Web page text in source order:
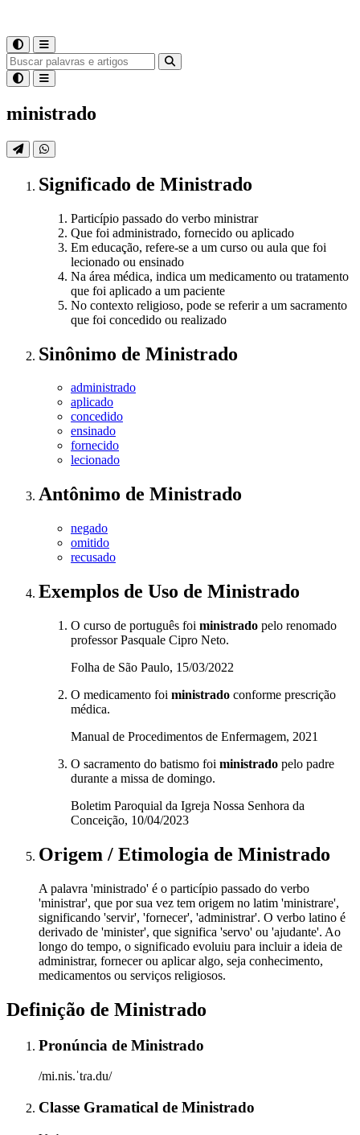
ministrado
Significado de Ministrado
Particípio passado do verbo ministrar
Que foi administrado, fornecido ou aplicado
Em educação, refere-se a um curso ou aula que foi
lecionado ou ensinado
Na área médica, indica um medicamento ou tratamento
que foi aplicado a um paciente
No contexto religioso, pode se referir a um sacramento
que foi concedido ou realizado
Sinônimo de Ministrado
administrado
aplicado
concedido
ensinado
fornecido
lecionado
Antônimo de Ministrado
negado
omitido
recusado
Exemplos de Uso de Ministrado
O curso de português foi ministrado pelo renomado
professor Pasquale Cipro Neto.
Folha de São Paulo, 15/03/2022
O medicamento foi ministrado conforme prescrição
médica.
Manual de Procedimentos de Enfermagem, 2021
O sacramento do batismo foi ministrado pelo padre
durante a missa de domingo.
Boletim Paroquial da Igreja Nossa Senhora da
Conceição, 10/04/2023
Origem / Etimologia de Ministrado
A palavra 'ministrado' é o particípio passado do verbo
'ministrar', que por sua vez tem origem no latim 'ministrare',
significando 'servir', 'fornecer', 'administrar'. O verbo latino é
derivado de 'minister', que significa 'servo' ou 'ajudante'. Ao
longo do tempo, o significado evoluiu para incluir a ideia de
administrar, fornecer ou aplicar algo, seja conhecimento,
medicamentos ou serviços religiosos.
Definição de Ministrado
Pronúncia de Ministrado
/mi.nis.ˈtɾa.du/
Classe Gramatical de Ministrado